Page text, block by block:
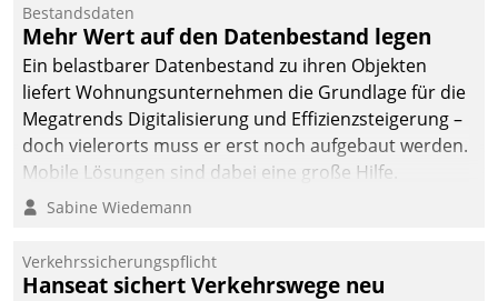
Bestandsdaten
Mehr Wert auf den Datenbestand legen
Ein belastbarer Datenbestand zu ihren Objekten
liefert Wohnungsunternehmen die Grundlage für die
Megatrends Digitalisierung und Effizienzsteigerung –
doch vielerorts muss er erst noch aufgebaut werden.
Mobile Lösungen sind dabei eine große Hilfe.
Sabine Wiedemann
Verkehrssicherungspflicht
Hanseat sichert Verkehrswege neu